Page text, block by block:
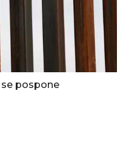
pospone